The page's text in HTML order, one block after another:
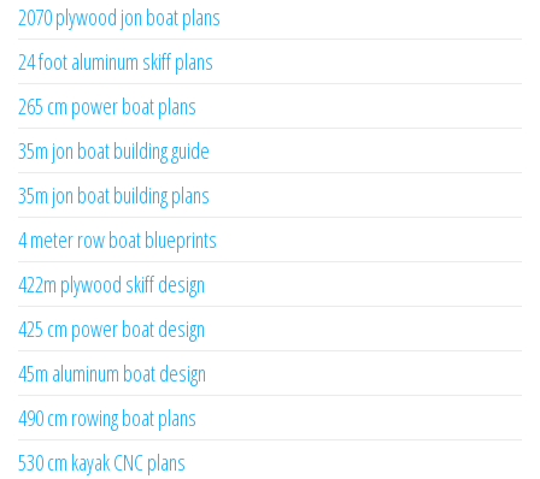
2070 plywood jon boat plans
24 foot aluminum skiff plans
265 cm power boat plans
35m jon boat building guide
35m jon boat building plans
4 meter row boat blueprints
422m plywood skiff design
425 cm power boat design
45m aluminum boat design
490 cm rowing boat plans
530 cm kayak CNC plans